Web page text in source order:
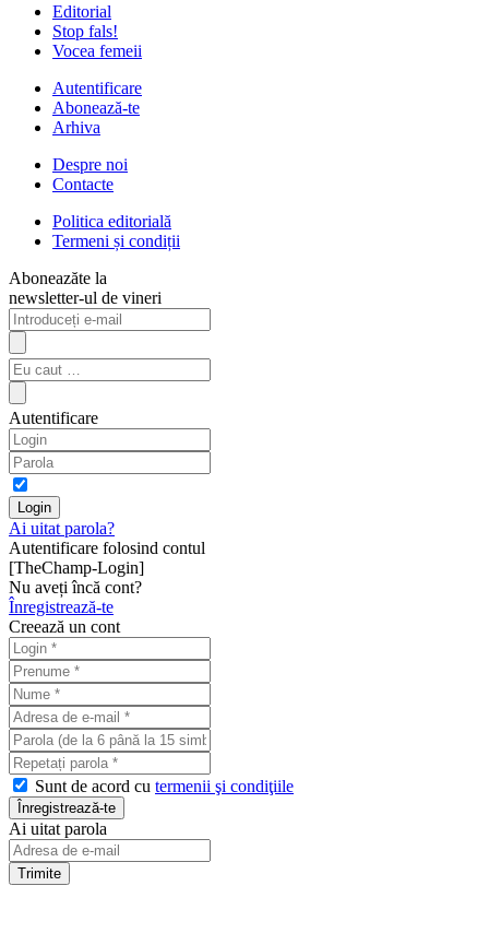
Editorial
Stop fals!
Vocea femeii
Autentificare
Abonează-te
Arhiva
Despre noi
Contacte
Politica editorială
Termeni și condiții
Aboneazăte la
newsletter-ul de vineri
Autentificare
Ai uitat parola?
Autentificare folosind contul
[TheChamp-Login]
Nu aveți încă cont?
Înregistrează-te
Creează un cont
Sunt de acord cu termenii şi condiţiile
Ai uitat parola